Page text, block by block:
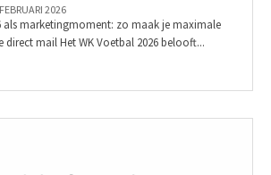
2026
als marketingmoment: zo maak je maximale
mail Het WK Voetbal 2026 belooft...